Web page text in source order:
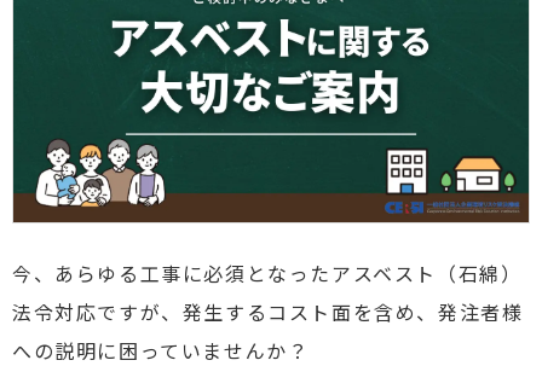
今、あらゆる工事に必須となったアスベスト（石綿）
法令対応ですが、発生するコスト面を含め、発注者様
への説明に困っていませんか？